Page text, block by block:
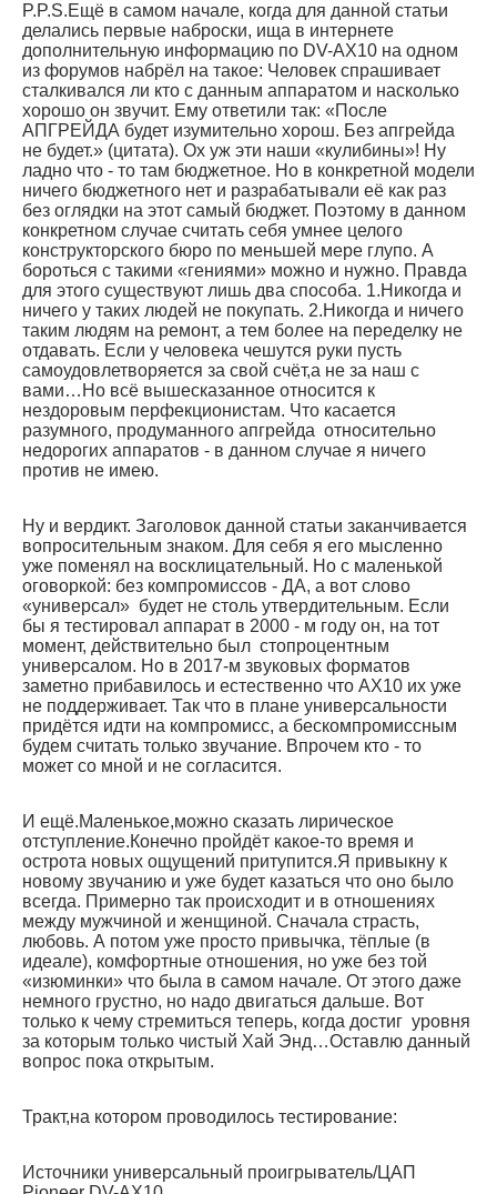
P.P.S.Ещё в самом начале, когда для данной статьи
делались первые наброски, ища в интернете
дополнительную информацию по DV-AX10 на одном
из форумов набрёл на такое: Человек спрашивает
сталкивался ли кто с данным аппаратом и насколько
хорошо он звучит. Ему ответили так: «После
АПГРЕЙДА будет изумительно хорош. Без апгрейда
не будет.» (цитата). Ох уж эти наши «кулибины»! Ну
ладно что - то там бюджетное. Но в конкретной модели
ничего бюджетного нет и разрабатывали её как раз
без оглядки на этот самый бюджет. Поэтому в данном
конкретном случае считать себя умнее целого
конструкторского бюро по меньшей мере глупо. А
бороться с такими «гениями» можно и нужно. Правда
для этого существуют лишь два способа. 1.Никогда и
ничего у таких людей не покупать. 2.Никогда и ничего
таким людям на ремонт, а тем более на переделку не
отдавать. Если у человека чешутся руки пусть
самоудовлетворяется за свой счёт,а не за наш с
вами…Но всё вышесказанное относится к
нездоровым перфекционистам. Что касается
разумного, продуманного апгрейда относительно
недорогих аппаратов - в данном случае я ничего
против не имею.
Ну и вердикт. Заголовок данной статьи заканчивается
вопросительным знаком. Для себя я его мысленно
уже поменял на восклицательный. Но с маленькой
оговоркой: без компромиссов - ДА, а вот слово
«универсал» будет не столь утвердительным. Если
бы я тестировал аппарат в 2000 - м году он, на тот
момент, действительно был стопроцентным
универсалом. Но в 2017-м звуковых форматов
заметно прибавилось и естественно что АХ10 их уже
не поддерживает. Так что в плане универсальности
придётся идти на компромисс, а бескомпромиссным
будем считать только звучание. Впрочем кто - то
может со мной и не согласится.
И ещё.Маленькое,можно сказать лирическое
отступление.Конечно пройдёт какое-то время и
острота новых ощущений притупится.Я привыкну к
новому звучанию и уже будет казаться что оно было
всегда. Примерно так происходит и в отношениях
между мужчиной и женщиной. Сначала страсть,
любовь. А потом уже просто привычка, тёплые (в
идеале), комфортные отношения, но уже без той
«изюминки» что была в самом начале. От этого даже
немного грустно, но надо двигаться дальше. Вот
только к чему стремиться теперь, когда достиг уровня
за которым только чистый Хай Энд…Оставлю данный
вопрос пока открытым.
Тракт,на котором проводилось тестирование:
Источники универсальный проигрыватель/ЦАП